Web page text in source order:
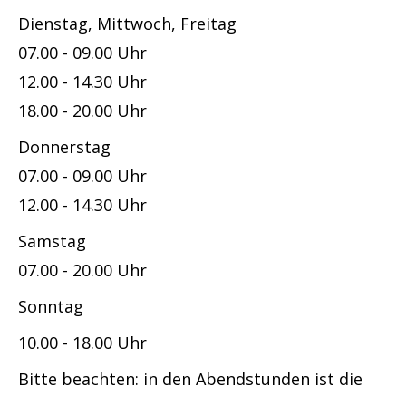
Dienstag, Mittwoch, Freitag
07.00 - 09.00 Uhr
12.00 - 14.30 Uhr
18.00 - 20.00 Uhr
Donnerstag
07.00 - 09.00 Uhr
12.00 - 14.30 Uhr
Samstag
07.00 - 20.00 Uhr
Sonntag
10.00 - 18.00 Uhr
Bitte beachten: in den Abendstunden ist die